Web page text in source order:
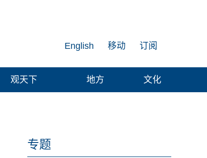
订阅
移动
English
观天下 地方 文化
专题